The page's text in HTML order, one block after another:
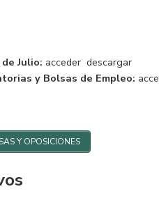
Julio: acceder descargar
y Bolsas de Empleo:
Y OPOSICIONES